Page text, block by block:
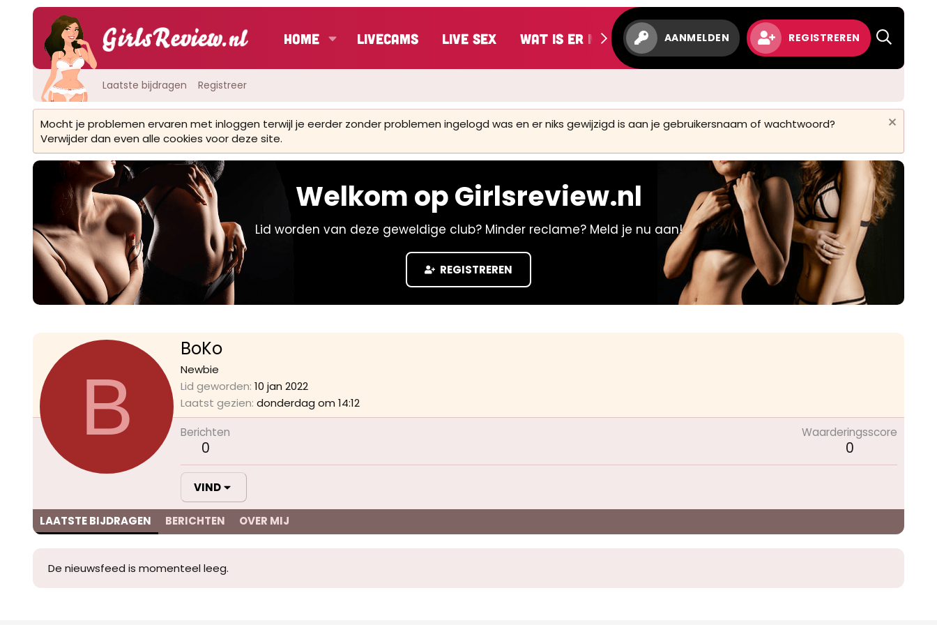
Home LiveCams Live Sex Wat is er nieuw AANMELDEN REGISTREREN
Laatste bijdragen Registreer
Mocht je problemen ervaren met inloggen terwijl je eerder zonder problemen ingelogd was en er niks gewijzigd is aan je gebruikersnaam of wachtwoord?
Verwijder dan even alle cookies voor deze site.
Welkom op Girlsreview.nl
Lid worden van deze geweldige club? Minder reclame? Meld je nu aan!
REGISTREREN
B
BoKo
Newbie
Lid geworden 10 jan 2022
Laatst gezien donderdag om 14:12
Berichten
0
Waarderingsscore
0
VIND
LAATSTE BIJDRAGEN BERICHTEN OVER MIJ
De nieuwsfeed is momenteel leeg.